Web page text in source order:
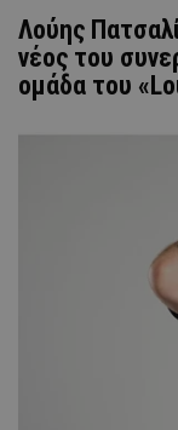
Λούης
νέος του
ομάδα του